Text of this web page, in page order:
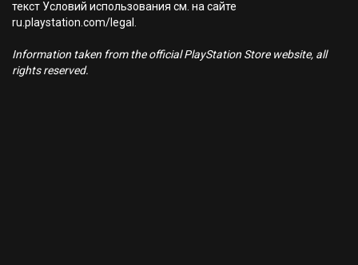
текст Условий использования см. на сайте
ru.playstation.com/legal.
Information taken from the official PlayStation Store website, all
rights reserved.